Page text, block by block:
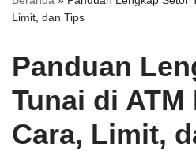
Limit, dan Tips
Panduan
Tunai di ATM
Cara, Limit,